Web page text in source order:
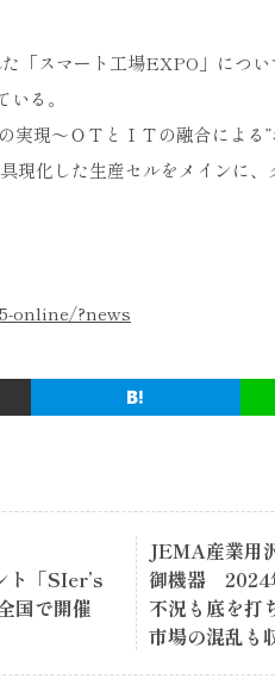
「スマート工場EXPO」につ
る。
現～ＯＴとＩＴの融合による
化した生産セルをメインに
online/?news
ト「SIer’s
国で開催
JEMA産業用
御機器 2024
不況も底を打
市場の混乱も